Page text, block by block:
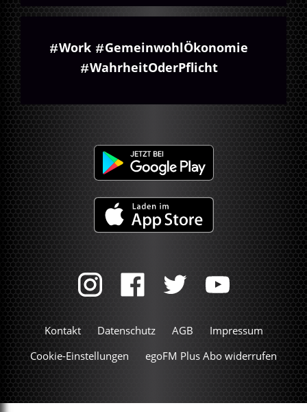
Work
GemeinwohlÖkonomie
WahrheitOderPflicht
Kontakt Datenschutz AGB
Impressum
Cookie-Einstellungen
egoFM Plus Abo widerrufen